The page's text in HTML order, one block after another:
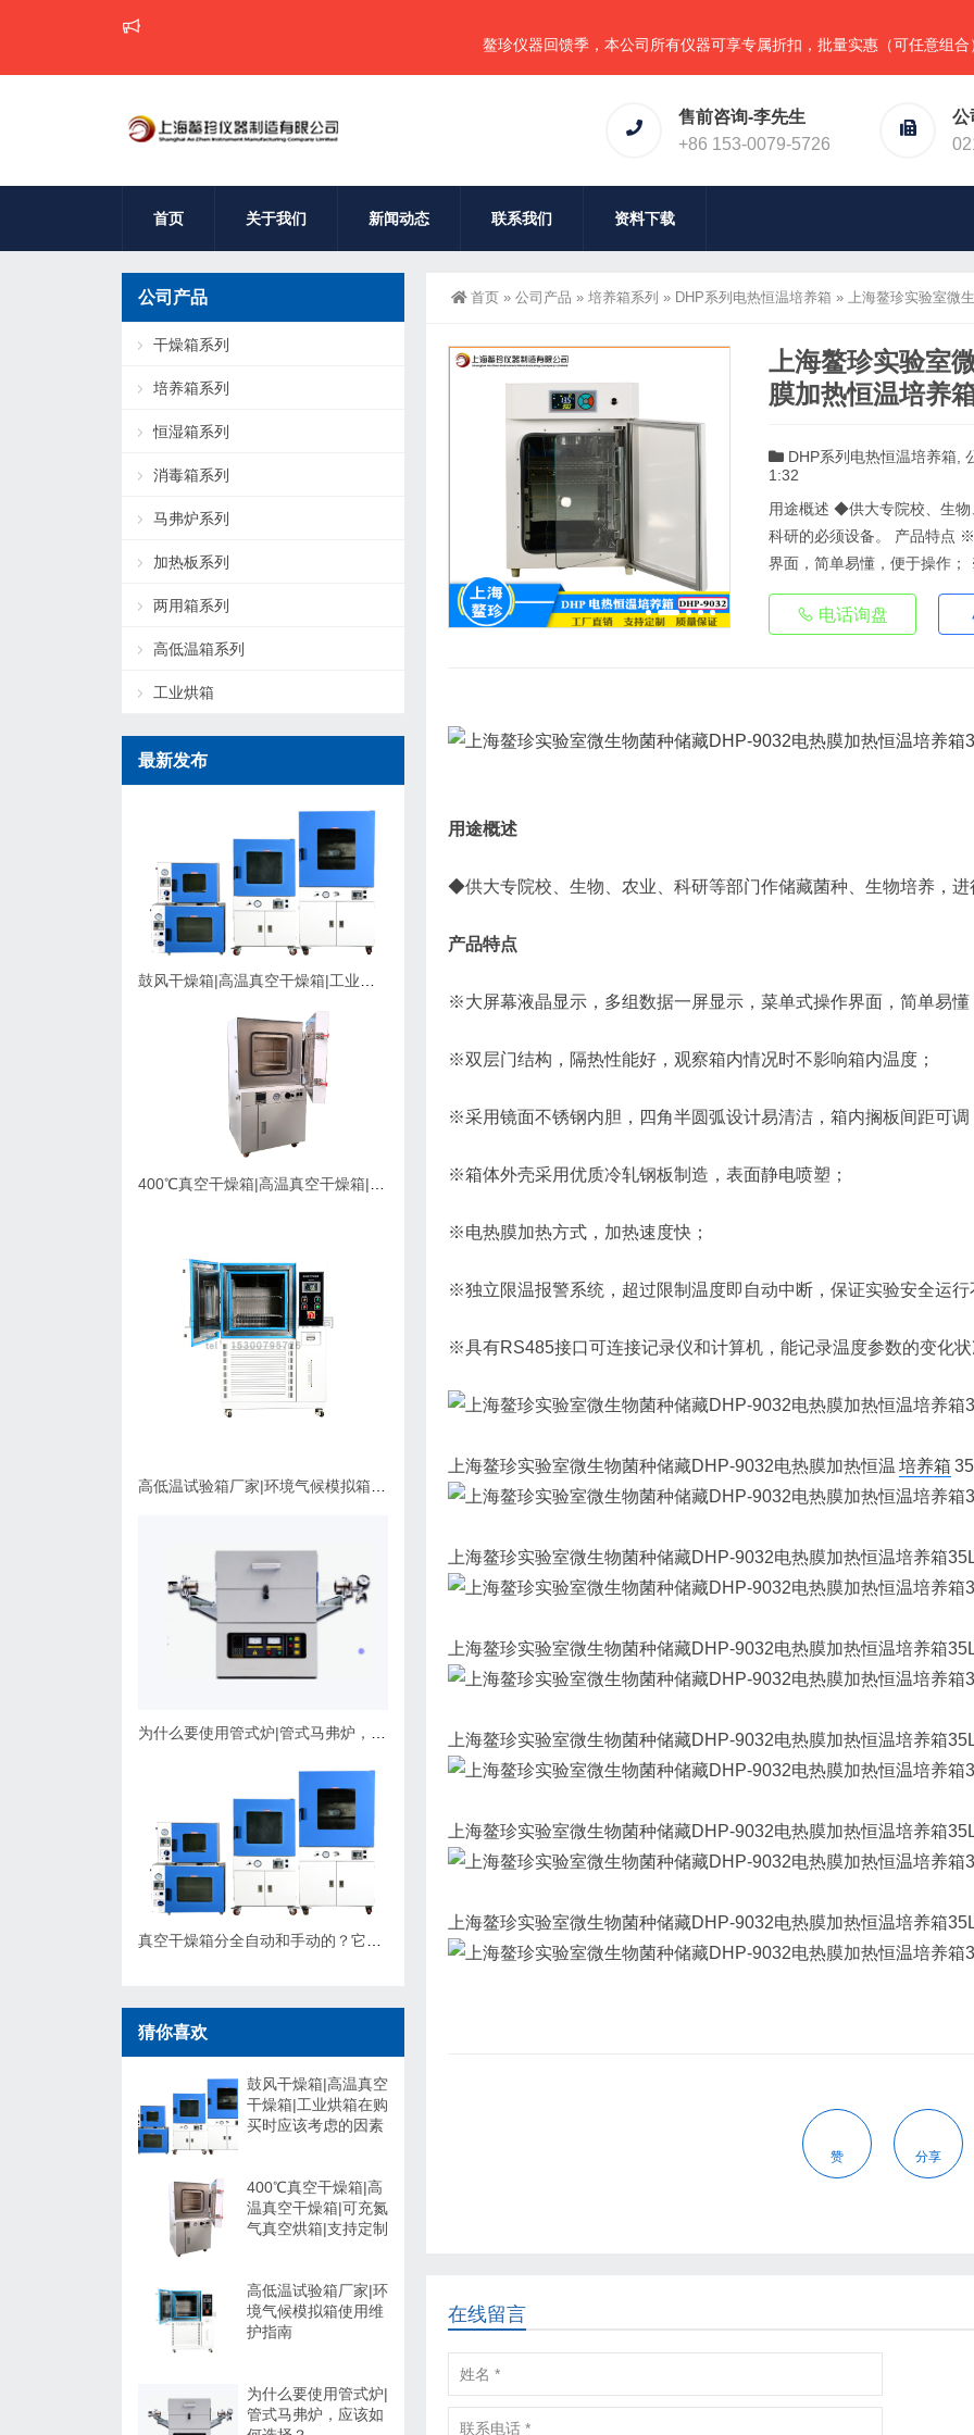
鳌珍仪器回馈季，本公司所有仪器可享专属折扣，批量实惠（可任意组合），详
售前咨询-李先生
+86 153-0079-5726
公
首页 关于我们 新闻动态 联系我们 资料下载
首页 » 公司产品 » 培养箱系列 » DHP系列电热恒温培养箱 » 上海鳌珍实验室微
上海鳌珍实验室
膜加热恒温培养
DHP系列电热恒温培养箱
1:32
用途概述 ◆供大专院校、生
科研的必须设备。 产品特点
界面，简单易懂，便于操作；
电话询盘
用途概述
◆供大专院校、生物、农业、科研等部门作储藏菌种、生物培养，进
产品特点
※大屏幕液晶显示，多组数据一屏显示，菜单式操作界面，简单易懂
※双层门结构，隔热性能好，观察箱内情况时不影响箱内温度；
※采用镜面不锈钢内胆，四角半圆弧设计易清洁，箱内搁板间距可调
※箱体外壳采用优质冷轧钢板制造，表面静电喷塑；
※电热膜加热方式，加热速度快；
※独立限温报警系统，超过限制温度即自动中断，保证实验安全运行
※具有RS485接口可连接记录仪和计算机，能记录温度参数的变化状
上海鳌珍实验室微生物菌种储藏DHP-9032电热膜加热恒温 培养箱
上海鳌珍实验室微生物菌种储藏DHP-9032电热膜加热恒温培养箱
上海鳌珍实验室微生物菌种储藏DHP-9032电热膜加热恒温培养箱
上海鳌珍实验室微生物菌种储藏DHP-9032电热膜加热恒温培养箱
上海鳌珍实验室微生物菌种储藏DHP-9032电热膜加热恒温培养箱
上海鳌珍实验室微生物菌种储藏DHP-9032电热膜加热恒温培养箱
赞 分享
在线留言
公司产品
干燥箱系列
培养箱系列
恒湿箱系列
消毒箱系列
马弗炉系列
加热板系列
两用箱系列
高低温箱系列
工业烘箱
最新发布
猜你喜欢
鼓风干燥箱|高温真空
干燥箱|工业烘箱在购
买时应该考虑的因素
400℃真空干燥箱|高
温真空干燥箱|可充氮
气真空烘箱|支持定制
高低温试验箱厂家|环
境气候模拟箱使用维
护指南
为什么要使用管式炉|
管式马弗炉，应该如